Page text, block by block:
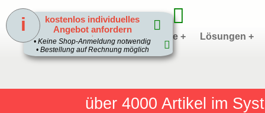
über 4000 Artikel im
Home Produkte + Lösungen +
kostenlos individuelles
Angebot anfordern
1
• Keine Shop-Anmeldung notwendig
• Bestellung auf Rechnung möglich
i